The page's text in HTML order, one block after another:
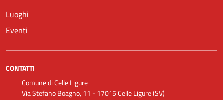
Luoghi
Eventi
CONTATTI
Comune di Celle Ligure
Via Stefano Boagno, 11 - 17015 Celle Ligure (SV)